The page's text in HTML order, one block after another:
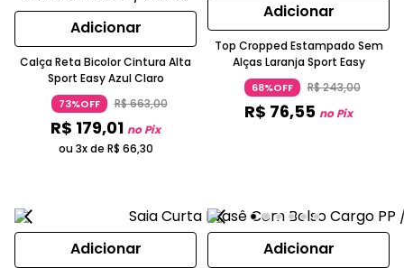
Adicionar
Calça Reta Bicolor Cintura Alta
Sport Easy Azul Claro
73%OFF R$663,00
R$ 179,01 no Pix
ou 3x de R$ 66,30
Adicionar
Top Cropped Estampado Sem
Alças Laranja Sport Easy
68%OFF R$243,00
R$ 76,55 no Pix
Adicionar Adicionar